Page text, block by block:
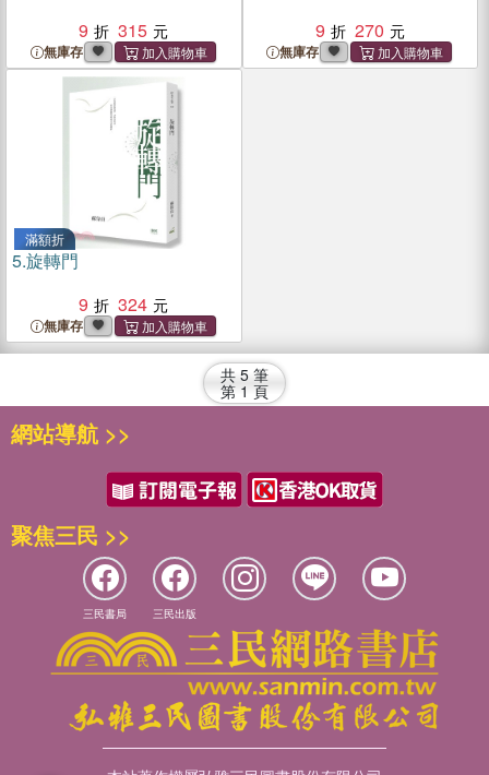
9
315
無庫存
9
270
無庫存
滿額折
5.旋轉門
9
324
無庫存
共 5 筆
第 1 頁
網站導航 >>
聚焦三民 >>
三民書局 三民出版